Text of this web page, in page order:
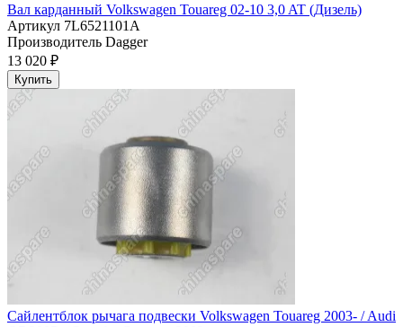
Вал карданный Volkswagen Touareg 02-10 3,0 AT (Дизель)
Артикул 7L6521101A
Производитель Dagger
13 020 ₽
Купить
Сайлентблок рычага подвески Volkswagen Touareg 2003- / Audi